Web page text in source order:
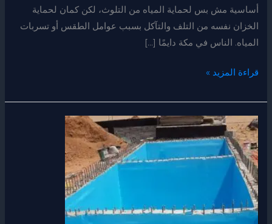
أساسية مش بس لحماية المياه من التلوث، لكن كمان لحماية
الخزان نفسه من التلف والتآكل بسبب عوامل الطقس أو تسربات
المياه. الناس في مكة دايمًا […]
قراءة المزيد »
عزل
خزانات
المياه
بمكة
0539379390